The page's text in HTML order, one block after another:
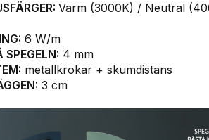
Varm (3000K) / Neutral
6 W/m
SPEGELN: 4 mm
metallkrokar + skumdistans
3 cm